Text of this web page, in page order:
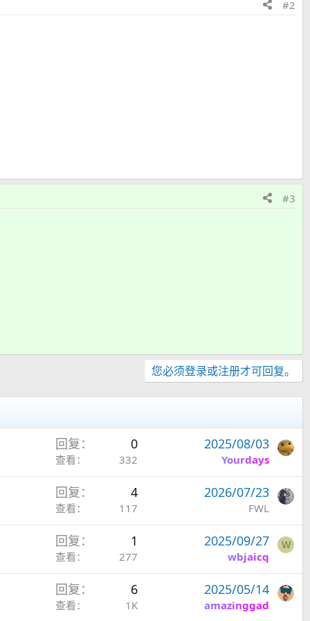
#2
#3
您必须登录或注册才可回复。
回复 0
查看 332
2025/08/03
Yourdays
回复 4
查看 117
2026/07/23
FWL
回复 1
查看 277
2025/09/27
wbjaicq
W
回复 6
查看 1K
2025/05/14
amazinggad